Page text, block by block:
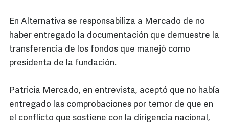
En Alternativa se responsabiliza a Mercado de no
haber entregado la documentación que demuestre la
transferencia de los fondos que manejó como
presidenta de la fundación.
Patricia Mercado, en entrevista, aceptó que no había
entregado las comprobaciones por temor de que en
el conflicto que sostiene con la dirigencia nacional,